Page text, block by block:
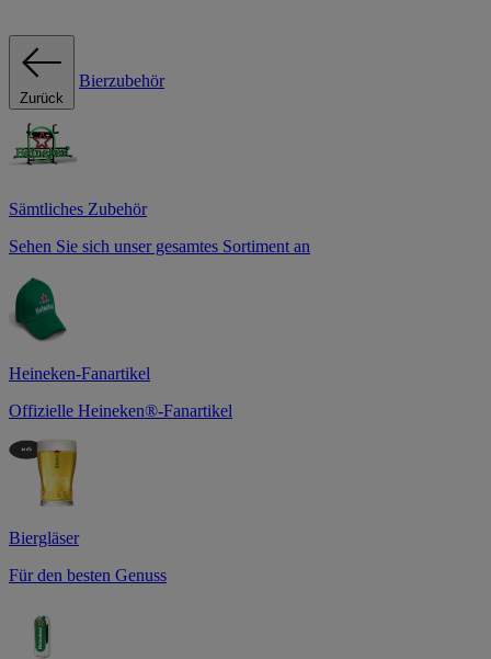
Zurück
Bierzubehör
Sämtliches Zubehör
Sehen Sie sich unser gesamtes Sortiment an
Heineken-Fanartikel
Offizielle Heineken®-Fanartikel
Biergläser
Für den besten Genuss